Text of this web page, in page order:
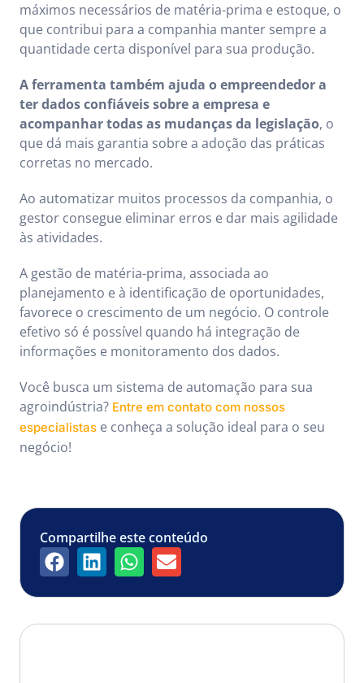
máximos necessários de matéria-prima e estoque, o
que contribui para a companhia manter sempre a
quantidade certa disponível para sua produção.
A ferramenta também ajuda o empreendedor a
ter dados confiáveis sobre a empresa e
acompanhar todas as mudanças da legislação, o
que dá mais garantia sobre a adoção das práticas
corretas no mercado.
Ao automatizar muitos processos da companhia, o
gestor consegue eliminar erros e dar mais agilidade
às atividades.
A gestão de matéria-prima, associada ao
planejamento e à identificação de oportunidades,
favorece o crescimento de um negócio. O controle
efetivo só é possível quando há integração de
informações e monitoramento dos dados.
Você busca um sistema de automação para sua
agroindústria? Entre em contato com nossos
especialistas e conheça a solução ideal para o seu
negócio!
Compartilhe este conteúdo